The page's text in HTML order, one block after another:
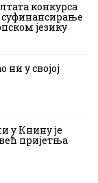
конкурса
суфинансирање
језику
у својој
у Книну је
пријетња